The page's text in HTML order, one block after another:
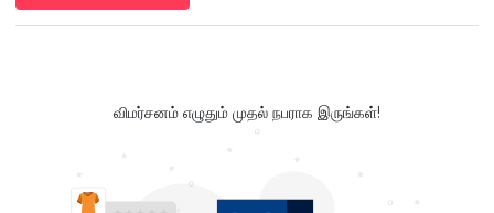
விமர்சனம் எழுதும் முதல் நபராக இருங்கள்!